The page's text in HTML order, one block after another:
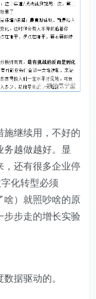
施继续用，不好的
务越做越好。显
，还有很多企业停
化转型必须
啥）就照吵啥的原
步步走的增长实验
据驱动的。